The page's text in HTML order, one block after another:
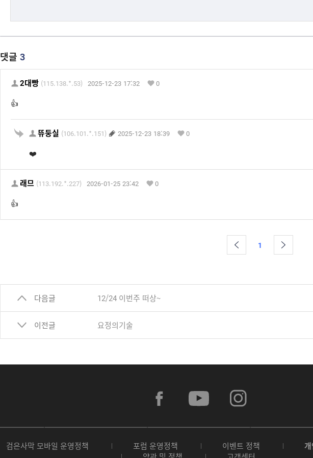
댓글 3
2대빵 (115.138.*.53) 2025-12-23 17:32 0
👍
뜌둥실 (106.101.*.151) 2025-12-23 18:39 0
❤️
래므 (113.192.*.227) 2026-01-25 23:42 0
👍
1
다음글 12/24 이번주 떠상~
이전글 요정의기술
a
c
b
o
k
o
u
u
e
n
s
a
r
a
o
o
a
검은사막 모바일 운영정책 포럼 운영정책 이벤트 정책